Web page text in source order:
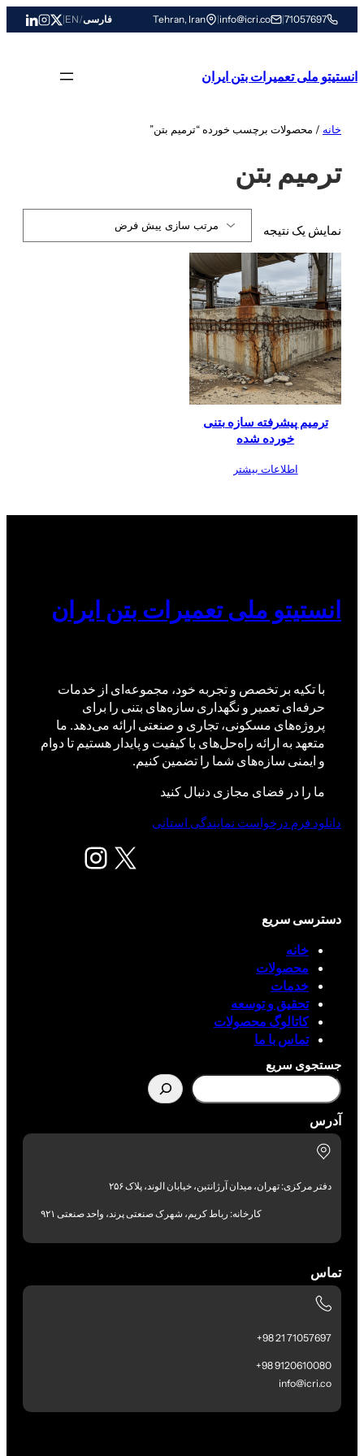
به
71057697
|
info@icri.co
|
Tehran, Iran فارسی/
EN
|
انستیتو ملی تعمیرات بتن ایران
خانه / محصولات برچسب خورده “ترمیم بتن”
ترمیم بتن
نمایش یک نتیجه
ترمیم پیشرفته سازه بتنی
خورده شده
اطلاعات بیشتر
انستیتو ملی تعمیرات بتن ایران
با تکیه بر تخصص و تجربه خود، مجموعه‌ای از خدمات
حرفه‌ای تعمیر و نگهداری سازه‌های بتنی را برای
پروژه‌های مسکونی، تجاری و صنعتی ارائه می‌دهد. ما
متعهد به ارائه راه‌حل‌های با کیفیت و پایدار هستیم تا دوام
و ایمنی سازه‌های شما را تضمین کنیم.
ما را در فضای مجازی دنبال کنید
X اینستاگرم
دانلود فرم درخواست نمایندگی استانی
دسترسی سریع
خانه
محصولات
خدمات
تحقیق و توسعه
کاتالوگ محصولات
تماس با ما
جستجوی سریع
آدرس
دفتر مرکزی: تهران، میدان آرژانتین، خیابان الوند، پلاک ۲۵۶
کارخانه: رباط کریم، شهرک صنعتی پرند، واحد صنعتی ۹۲۱
تماس
71057697 21 98+
9120610080 98+
info@icri.co